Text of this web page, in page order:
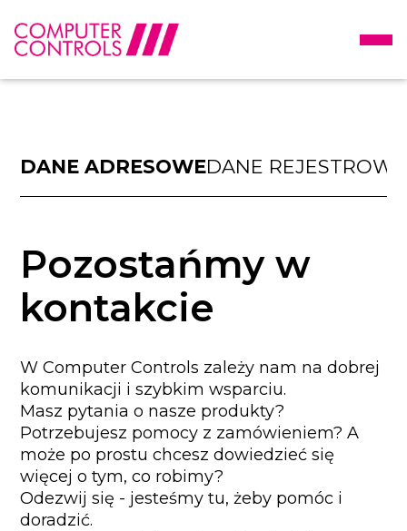
DANE ADRESOWEDANE REJESTROWE
Pozostańmy w
kontakcie
W Computer Controls zależy nam na dobrej
komunikacji i szybkim wsparciu.
Masz pytania o nasze produkty?
Potrzebujesz pomocy z zamówieniem? A
może po prostu chcesz dowiedzieć się
więcej o tym, co robimy?
Odezwij się - jesteśmy tu, żeby pomóc i
doradzić.